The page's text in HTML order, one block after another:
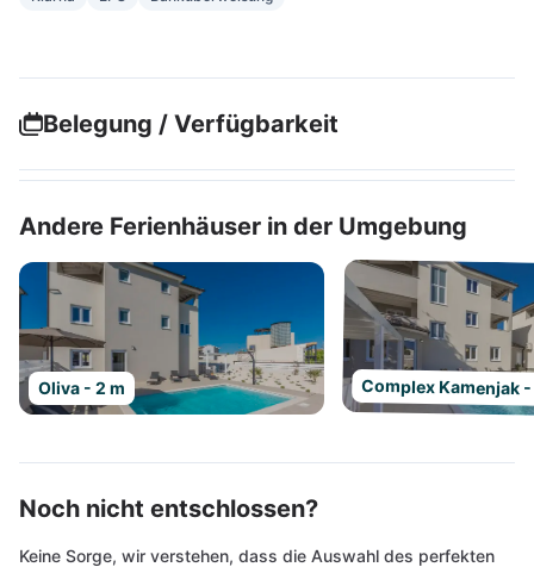
Belegung / Verfügbarkeit
Andere Ferienhäuser in der Umgebung
Oliva - 2 m Complex Kamenjak -
Noch nicht entschlossen?
Keine Sorge, wir verstehen, dass die Auswahl des perfekten